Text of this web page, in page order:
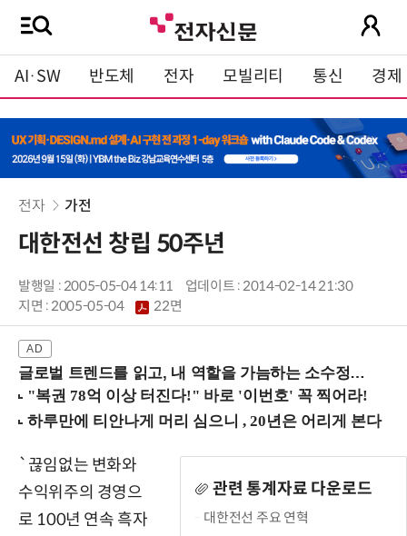
AI·SW 반도체 전자 모빌리티 통신 경제
전자 가전
대한전선 창립 50주년
발행일 : 2005-05-04 14:11
업데이트 : 2014-02-14 21:30
지면 :2005-05-04 22면
글로벌 트렌드를 읽고, 내 역할을 가늠하는 소수정예 실습 워크숍 (8/28 신논현역)
관련 통계자료 다운로드
대한전선 주요 연혁
`끊임없는 변화와
수익위주의 경영으
로 100년 연속 흑자